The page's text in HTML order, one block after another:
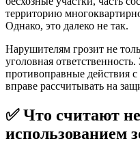
территорию
Однако, это далеко не так.
Нарушителям грозит не
уголовная
противоправные действия
вправе рассчитывать на
✅ Что считают
использованием